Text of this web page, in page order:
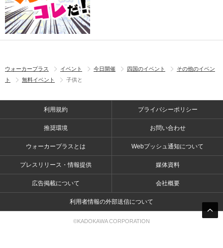
ウォーカープラス イベント 今日開催 四国のイベント
その他のイベン
ト
無料イベント 子供と
利用規約 プライバシーポリシー
推奨環境 お問い合わせ
ウォーカープラスとは Webプッシュ通知について
プレスリリース・情報提供 媒体資料
広告掲載について 会社概要
利用者情報の外部送信について
©KADOKAWA CORPORATION